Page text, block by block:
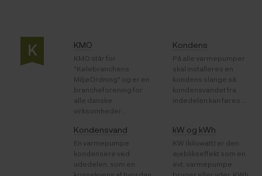
K KMO
KMO står for
"Kølebranchens
MiljøOrdning" og er en
brancheforening for
alle danske
virksomheder...
Kondens
På alle varmepumper
skal installeres en
kondens slange så
kondensvandet fra
indedelen kan føres...
Kondensvand
En varmepumpe
kondensere ved
udedelen, som en
kW og kWh
KW (kilowatt) er den
øjeblikseffekt som en
evt. varmepumpe